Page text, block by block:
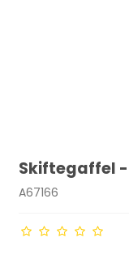
Skiftegaffel
A67166